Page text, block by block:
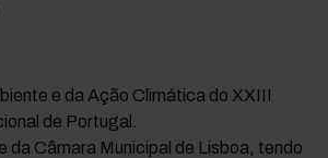
e da Ação Climática do XXIII
de Portugal.
da Câmara Municipal de Lisboa, tendo